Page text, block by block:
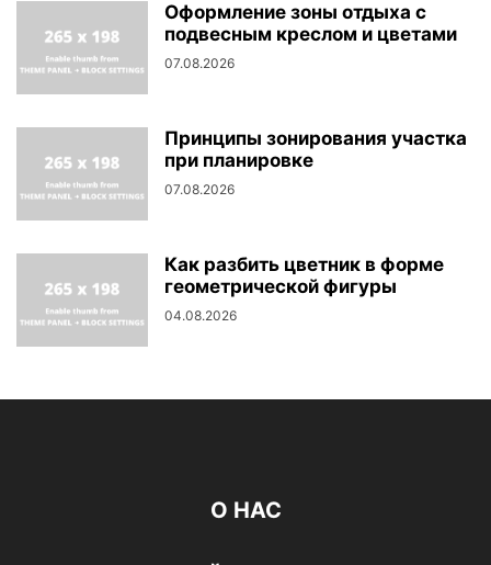
Оформление зоны отдыха с
подвесным креслом и цветами
07.08.2026
Принципы зонирования участка
при планировке
07.08.2026
Как разбить цветник в форме
геометрической фигуры
04.08.2026
О НАС